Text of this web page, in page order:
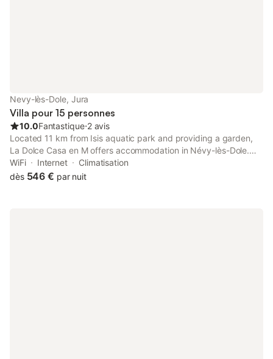
Nevy-lès-Dole, Jura
Villa pour 15 personnes
10.0Fantastique⋅2 avis
Located 11 km from Isis aquatic park and providing a garden,
La Dolce Casa en M offers accommodation in Névy-lès-Dole.
The property features inner courtyard and quiet street views,
and is 14 km from Dole Train Station.
WiFi Internet
Climatisation
dès 546 € par nuit